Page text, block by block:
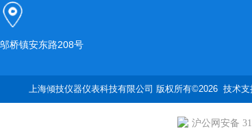
邬桥镇安东路208号
上海倾技仪器仪表科技有限公司 版权所有©2026 技术支
沪公网安备